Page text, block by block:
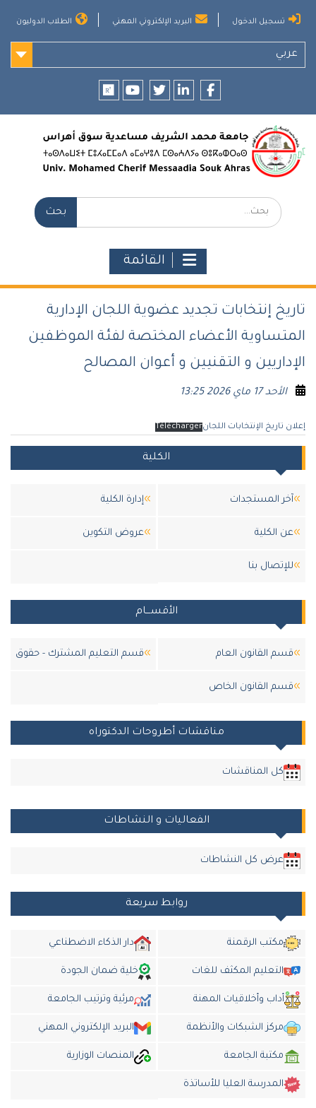
تسجيل الدخول البريد الإلكتروني المهني الطلاب الدوليون
عربي
بحث:
القائمة
تاريخ إنتخابات تجديد عضوية اللجان الإدارية
المتساوية الأعضاء المختصة لفئة الموظفين
الإداريين و التقنيين و أعوان المصالح
الأحد 17 ماي 2026 13:25
إعلان تاريخ الإنتخابات اللجانTélécharger
الكلية
آخر المستجدات إدارة الكلية
عن الكلية عروض التكوين
للإتصال بنا
الأقســـام
قسم القانون العام قسم التعليم المشترك - حقوق
قسم القانون الخاص
مناقشات أطروحات الدكتوراه
كل المناقشات
الفعاليات و النشاطات
عرض كل النشاطات
روابط سريعة
مكتب الرقمنة دار الذكاء الاضطناعي
التعليم المكثف للغات خلية ضمان الجودة
أداب وأخلاقيات المهنة مرئية وترتيب الجامعة
مركز الشبكات والأنظمة البريد الإلكتروني المهني
مكتبة الجامعة المنصات الوزارية
المدرسة العليا للأساتذة